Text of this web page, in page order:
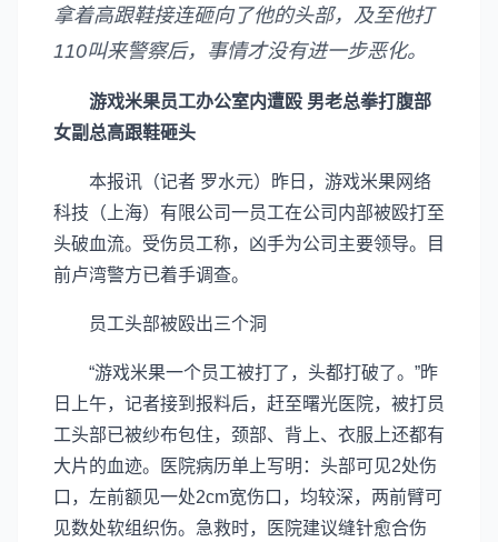
拿着高跟鞋接连砸向了他的头部，及至他打
110叫来警察后，事情才没有进一步恶化。
游戏米果员工办公室内遭殴 男老总拳打腹部
女副总高跟鞋砸头
本报讯（记者 罗水元）昨日，游戏米果网络
科技（上海）有限公司一员工在公司内部被殴打至
头破血流。受伤员工称，凶手为公司主要领导。目
前卢湾警方已着手调查。
员工头部被殴出三个洞
“游戏米果一个员工被打了，头都打破了。”昨
日上午，记者接到报料后，赶至曙光医院，被打员
工头部已被纱布包住，颈部、背上、衣服上还都有
大片的血迹。医院病历单上写明：头部可见2处伤
口，左前额见一处2cm宽伤口，均较深，两前臂可
见数处软组织伤。急救时，医院建议缝针愈合伤